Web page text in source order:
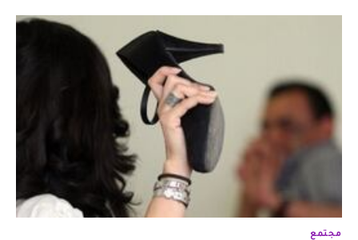
مجتمع